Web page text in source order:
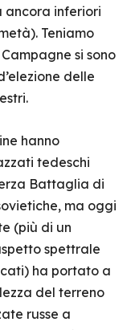
ancora inferiori
Teniamo
si sono
delle
hanno
tedeschi
Battaglia di
ma oggi
(più di un
spettrale
ha portato a
del terreno
russe a